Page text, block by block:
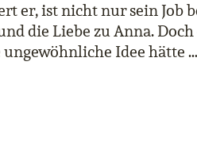
er, ist nicht nur sein Job
die Liebe zu Anna.
Idee hätte …